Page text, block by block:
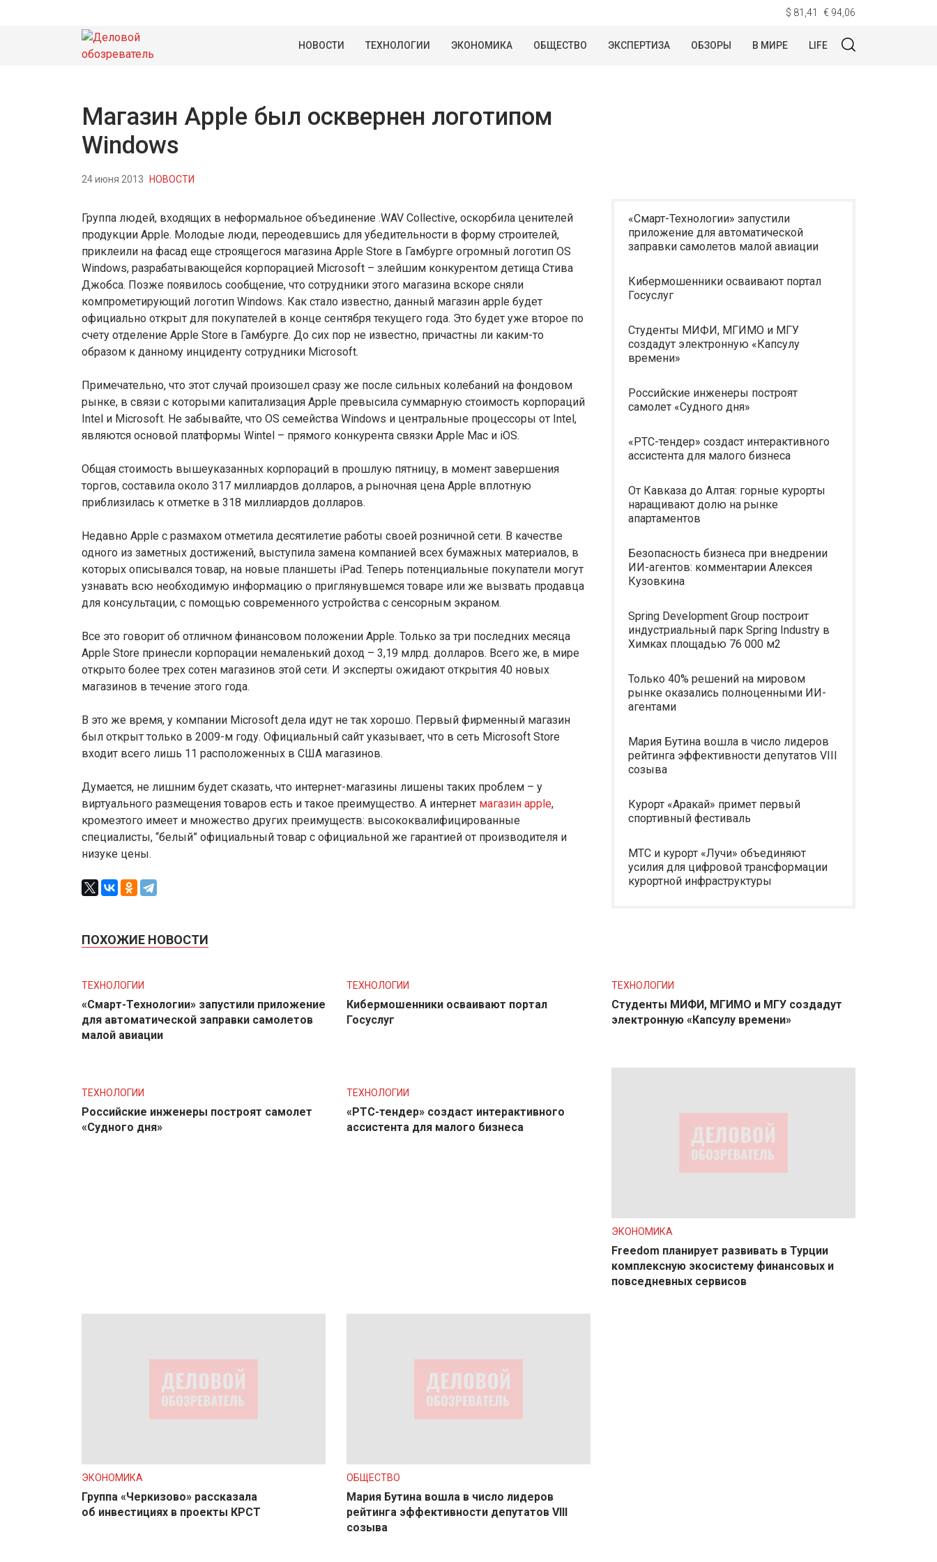
$ 81,41 € 94,06
НОВОСТИ ТЕХНОЛОГИИ ЭКОНОМИКА ОБЩЕСТВО ЭКСПЕРТИЗА ОБЗОРЫ В МИРЕ LIFE
Магазин Apple был осквернен логотипом
Windows
24 июня 2013 НОВОСТИ
Группа людей, входящих в неформальное объединение .WAV Collective, оскорбила ценителей
продукции Apple. Молодые люди, переодевшись для убедительности в форму строителей,
приклеили на фасад еще строящегося магазина Apple Store в Гамбурге огромный логотип OS
Windows, разрабатывающейся корпорацией Microsoft – злейшим конкурентом детища Стива
Джобса. Позже появилось сообщение, что сотрудники этого магазина вскоре сняли
компрометирующий логотип Windows. Как стало известно, данный магазин apple будет
официально открыт для покупателей в конце сентября текущего года. Это будет уже второе по
счету отделение Apple Store в Гамбурге. До сих пор не известно, причастны ли каким-то
образом к данному инциденту сотрудники Microsoft.
Примечательно, что этот случай произошел сразу же после сильных колебаний на фондовом
рынке, в связи с которыми капитализация Apple превысила суммарную стоимость корпораций
Intel и Microsoft. Не забывайте, что OS семейства Windows и центральные процессоры от Intel,
являются основой платформы Wintel – прямого конкурента связки Apple Mac и iOS.
Общая стоимость вышеуказанных корпораций в прошлую пятницу, в момент завершения
торгов, составила около 317 миллиардов долларов, а рыночная цена Apple вплотную
приблизилась к отметке в 318 миллиардов долларов.
Недавно Apple с размахом отметила десятилетие работы своей розничной сети. В качестве
одного из заметных достижений, выступила замена компанией всех бумажных материалов, в
которых описывался товар, на новые планшеты iPad. Теперь потенциальные покупатели могут
узнавать всю необходимую информацию о приглянувшемся товаре или же вызвать продавца
для консультации, с помощью современного устройства с сенсорным экраном.
Все это говорит об отличном финансовом положении Apple. Только за три последних месяца
Apple Store принесли корпорации немаленький доход – 3,19 млрд. долларов. Всего же, в мире
открыто более трех сотен магазинов этой сети. И эксперты ожидают открытия 40 новых
магазинов в течение этого года.
В это же время, у компании Microsoft дела идут не так хорошо. Первый фирменный магазин
был открыт только в 2009-м году. Официальный сайт указывает, что в сеть Microsoft Store
входит всего лишь 11 расположенных в США магазинов.
Думается, не лишним будет сказать, что интернет-магазины лишены таких проблем – у
виртуального размещения товаров есть и такое преимущество. А интернет магазин apple,
кромеэтого имеет и множество других преимуществ: высококвалифицированные
специалисты, “белый” официальный товар с официальной же гарантией от производителя и
низуке цены.
«Смарт-Технологии» запустили
приложение для автоматической
заправки самолетов малой авиации
Кибермошенники осваивают портал
Госуслуг
Студенты МИФИ, МГИМО и МГУ
создадут электронную «Капсулу
времени»
Российские инженеры построят
самолет «Судного дня»
«РТС-тендер» создаст интерактивного
ассистента для малого бизнеса
От Кавказа до Алтая: горные курорты
наращивают долю на рынке
апартаментов
Безопасность бизнеса при внедрении
ИИ-агентов: комментарии Алексея
Кузовкина
Spring Development Group построит
индустриальный парк Spring Industry в
Химках площадью 76 000 м2
Только 40% решений на мировом
рынке оказались полноценными ИИ-
агентами
Мария Бутина вошла в число лидеров
рейтинга эффективности депутатов VIII
созыва
Курорт «Аракай» примет первый
спортивный фестиваль
МТС и курорт «Лучи» объединяют
усилия для цифровой трансформации
курортной инфраструктуры
ПОХОЖИЕ НОВОСТИ
ТЕХНОЛОГИИ
«Смарт-Технологии» запустили приложение
для автоматической заправки самолетов
малой авиации
ТЕХНОЛОГИИ
Кибермошенники осваивают портал
Госуслуг
ТЕХНОЛОГИИ
Студенты МИФИ, МГИМО и МГУ создадут
электронную «Капсулу времени»
ТЕХНОЛОГИИ
Российские инженеры построят самолет
«Судного дня»
ТЕХНОЛОГИИ
«РТС-тендер» создаст интерактивного
ассистента для малого бизнеса
ЭКОНОМИКА
Freedom планирует развивать в Турции
комплексную экосистему финансовых и
повседневных сервисов
ЭКОНОМИКА
Группа «Черкизово» рассказала
об инвестициях в проекты КРСТ
ОБЩЕСТВО
Мария Бутина вошла в число лидеров
рейтинга эффективности депутатов VIII
созыва